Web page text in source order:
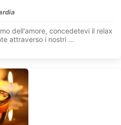
dell'amore, concedetevi il relax
attraverso i nostri ...